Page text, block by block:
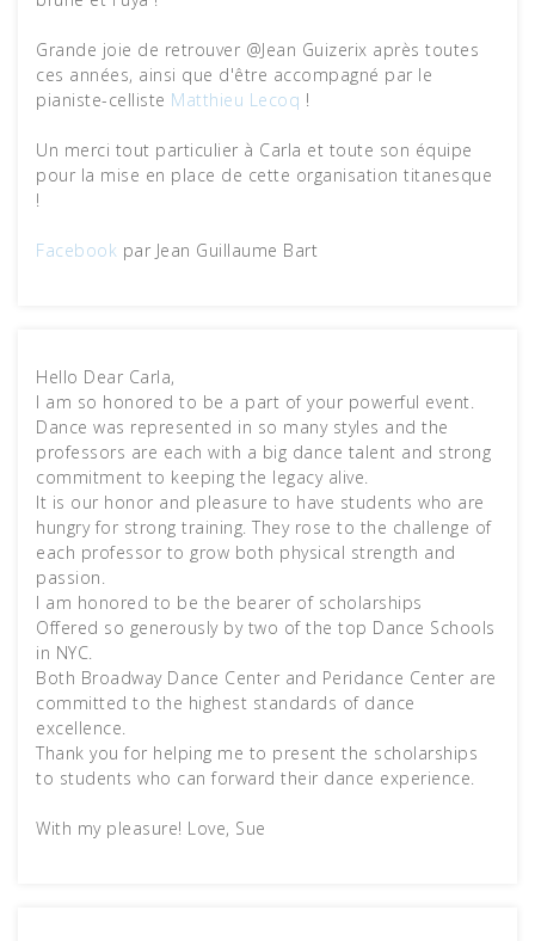
Grande joie de retrouver @Jean Guizerix après toutes
ces années, ainsi que d'être accompagné par le
pianiste-celliste Matthieu Lecoq !
Un merci tout particulier à Carla et toute son équipe
pour la mise en place de cette organisation titanesque
!
Facebook par Jean Guillaume Bart
Hello Dear Carla,
I am so honored to be a part of your powerful event.
Dance was represented in so many styles and the
professors are each with a big dance talent and strong
commitment to keeping the legacy alive.
It is our honor and pleasure to have students who are
hungry for strong training. They rose to the challenge of
each professor to grow both physical strength and
passion.
I am honored to be the bearer of scholarships
Offered so generously by two of the top Dance Schools
in NYC.
Both Broadway Dance Center and Peridance Center are
committed to the highest standards of dance
excellence.
Thank you for helping me to present the scholarships
to students who can forward their dance experience.
With my pleasure! Love, Sue